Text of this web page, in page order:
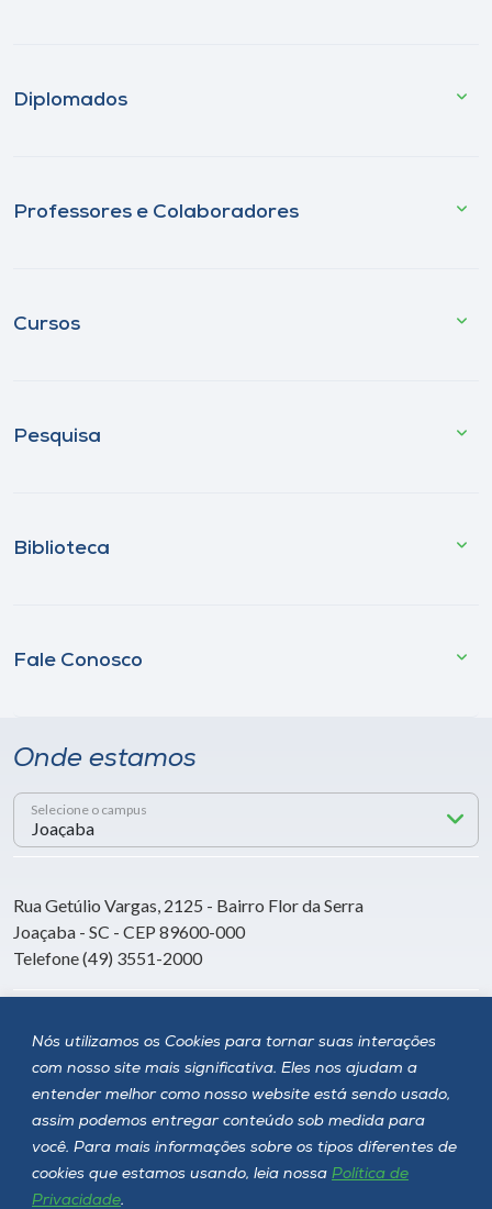
Nós utilizamos os Cookies para tornar suas interações
com nosso site mais significativa. Eles nos ajudam a
entender melhor como nosso website está sendo usado,
assim podemos entregar conteúdo sob medida para
você. Para mais informações sobre os tipos diferentes de
cookies que estamos usando, leia nossa Política de
Privacidade.
Diplomados
Professores e Colaboradores
Cursos
Pesquisa
Biblioteca
Fale Conosco
Onde estamos
Selecione o campus
Rua Getúlio Vargas, 2125 - Bairro Flor da Serra
Joaçaba - SC - CEP 89600-000
Telefone (49) 3551-2000
Siga a Unoesc